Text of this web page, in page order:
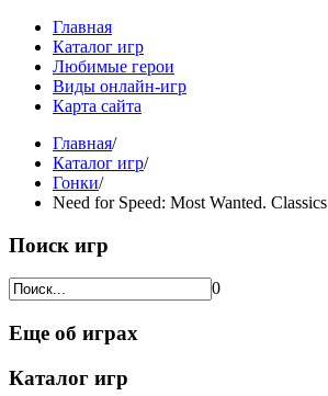
Главная
Каталог игр
Любимые герои
Виды онлайн-игр
Карта сайта
Главная/
Каталог игр/
Гонки/
Need for Speed: Most Wanted. Classics
Поиск игр
0
Еще об играх
Каталог игр